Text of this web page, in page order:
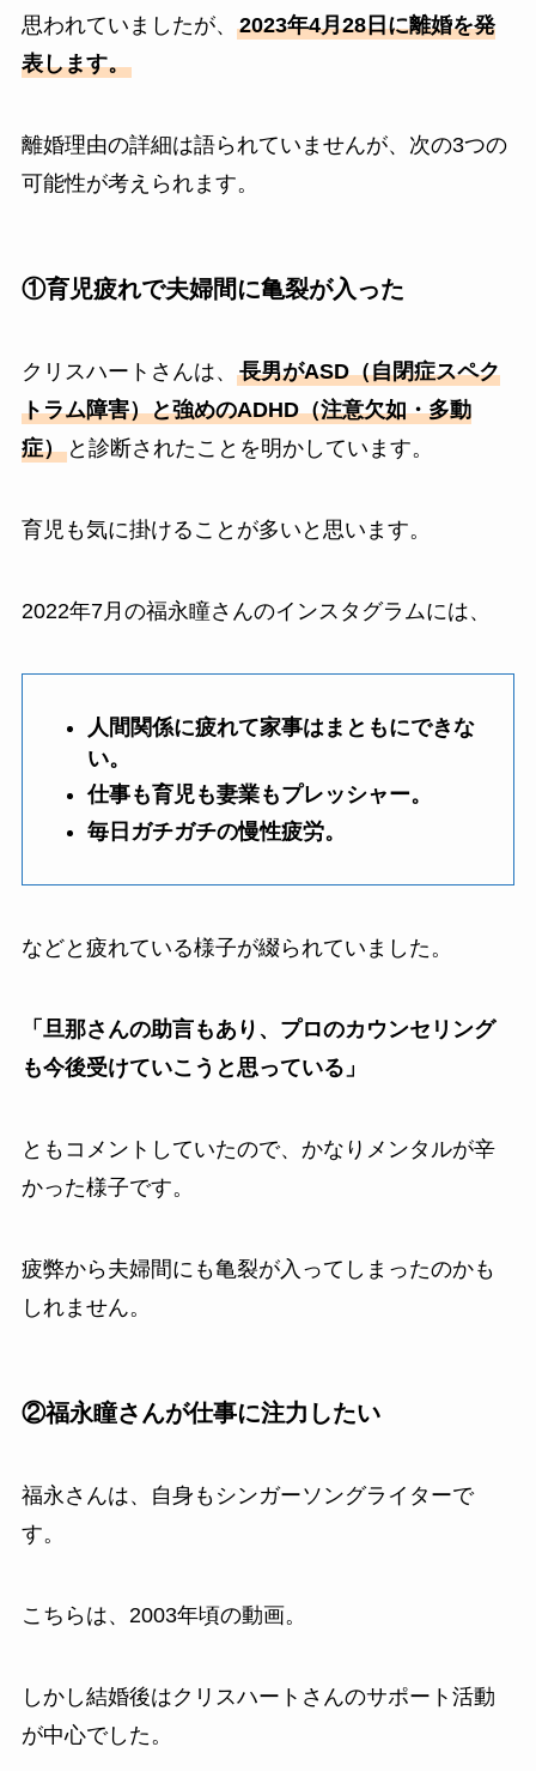
思われていましたが、 2023年4月28日に離婚を発
表します。
離婚理由の詳細は語られていませんが、次の3つの
可能性が考えられます。
①育児疲れで夫婦間に亀裂が入った
クリスハートさんは、 長男がASD（自閉症スペク
トラム障害）と強めのADHD（注意欠如・多動
症）と診断されたことを明かしています。
育児も気に掛けることが多いと思います。
2022年7月の福永瞳さんのインスタグラムには、
人間関係に疲れて家事はまともにできな
い。
仕事も育児も妻業もプレッシャー。
毎日ガチガチの慢性疲労。
などと疲れている様子が綴られていました。
「旦那さんの助言もあり、プロのカウンセリング
も今後受けていこうと思っている」
ともコメントしていたので、かなりメンタルが辛
かった様子です。
疲弊から夫婦間にも亀裂が入ってしまったのかも
しれません。
②福永瞳さんが仕事に注力したい
福永さんは、自身もシンガーソングライターで
す。
こちらは、2003年頃の動画。
しかし結婚後はクリスハートさんのサポート活動
が中心でした。